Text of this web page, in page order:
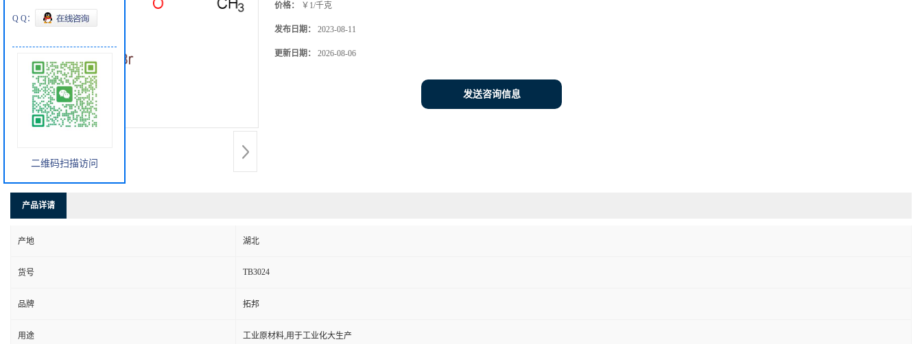
价格： ￥1/千克
发布日期： 2023-08-11
更新日期： 2026-08-06
发送咨询信息
产品详请
产地 湖北
货号 TB3024
品牌 拓邦
用途 工业原材料,用于工业化大生产
Q Q：
二维码扫描访问